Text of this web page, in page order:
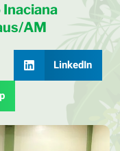
AM
LinkedIn